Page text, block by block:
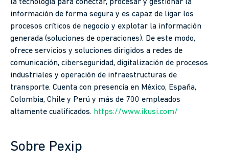
la tecnología para conectar, procesar y gestionar la
información de forma segura y es capaz de ligar los
procesos críticos de negocio y explotar la información
generada (soluciones de operaciones). De este modo,
ofrece servicios y soluciones dirigidos a redes de
comunicación, ciberseguridad, digitalización de procesos
industriales y operación de infraestructuras de
transporte. Cuenta con presencia en México, España,
Colombia, Chile y Perú y más de 700 empleados
altamente cualificados. https://www.ikusi.com/
Sobre Pexip